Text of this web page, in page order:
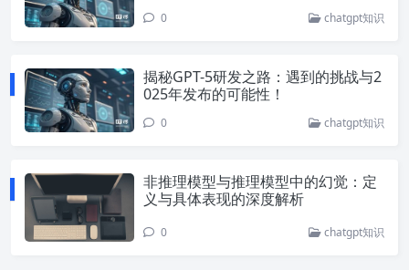
0 chatgpt知识
揭秘GPT-5研发之路：遇到的挑战与2
025年发布的可能性！
0 chatgpt知识
非推理模型与推理模型中的幻觉：定
义与具体表现的深度解析
0 chatgpt知识